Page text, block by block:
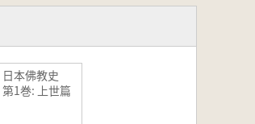
日本佛教史
第1巻: 上世篇